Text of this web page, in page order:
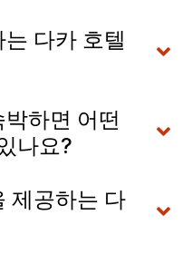
다카 호텔
하면 어떤
나요?
제공하는 다